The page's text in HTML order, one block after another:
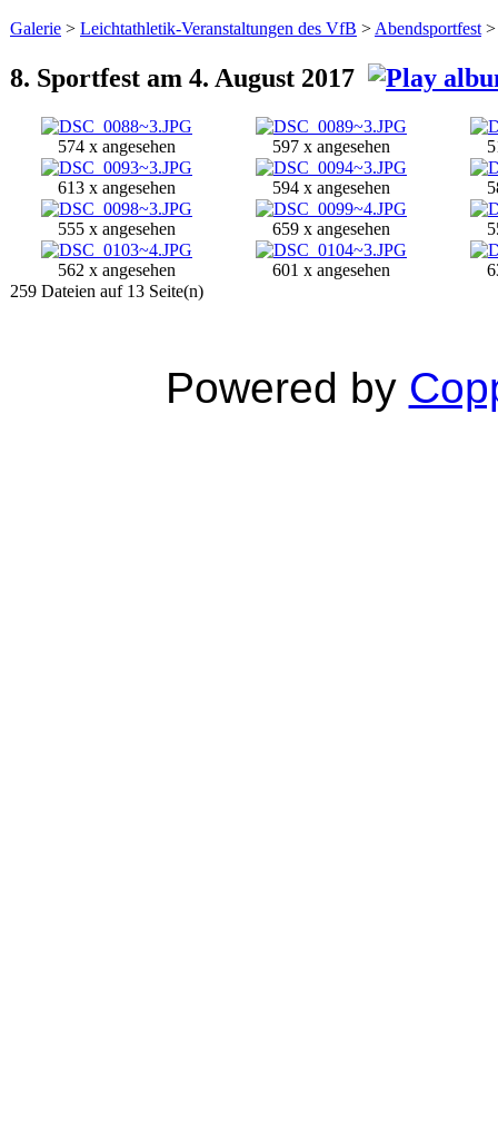
Galerie > Leichtathletik-Veranstaltungen des VfB > Abendsportfest
8. Sportfest am 4. August 2017
574 x angesehen 597 x angesehen
613 x angesehen 594 x angesehen
555 x angesehen 659 x angesehen
562 x angesehen 601 x angesehen
259 Dateien auf 13 Seite(n)
Powered by